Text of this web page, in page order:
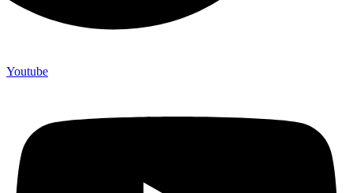
Youtube